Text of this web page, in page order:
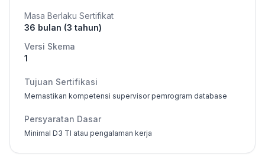
Masa Berlaku Sertifikat
36 bulan (3 tahun)
Versi Skema
1
Tujuan Sertifikasi
Memastikan kompetensi supervisor pemrogram database
Persyaratan Dasar
Minimal D3 TI atau pengalaman kerja